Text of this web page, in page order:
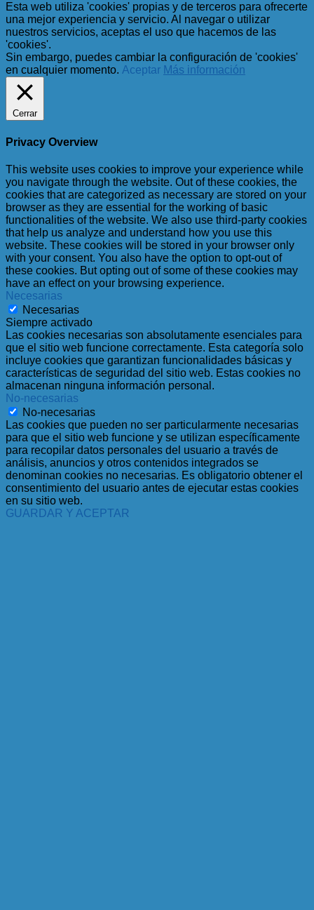
Esta web utiliza 'cookies' propias y de terceros para ofrecerte
una mejor experiencia y servicio. Al navegar o utilizar
nuestros servicios, aceptas el uso que hacemos de las
'cookies'.
Sin embargo, puedes cambiar la configuración de 'cookies'
en cualquier momento. Aceptar Más información
Cerrar
Privacy Overview
This website uses cookies to improve your experience while
you navigate through the website. Out of these cookies, the
cookies that are categorized as necessary are stored on your
browser as they are essential for the working of basic
functionalities of the website. We also use third-party cookies
that help us analyze and understand how you use this
website. These cookies will be stored in your browser only
with your consent. You also have the option to opt-out of
these cookies. But opting out of some of these cookies may
have an effect on your browsing experience.
Necesarias
Necesarias
Siempre activado
Las cookies necesarias son absolutamente esenciales para
que el sitio web funcione correctamente. Esta categoría solo
incluye cookies que garantizan funcionalidades básicas y
características de seguridad del sitio web. Estas cookies no
almacenan ninguna información personal.
No-necesarias
No-necesarias
Las cookies que pueden no ser particularmente necesarias
para que el sitio web funcione y se utilizan específicamente
para recopilar datos personales del usuario a través de
análisis, anuncios y otros contenidos integrados se
denominan cookies no necesarias. Es obligatorio obtener el
consentimiento del usuario antes de ejecutar estas cookies
en su sitio web.
GUARDAR Y ACEPTAR